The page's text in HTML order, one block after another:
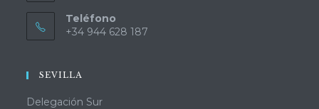
Teléfono
+34 944 628 187
SEVILLA
Delegación Sur